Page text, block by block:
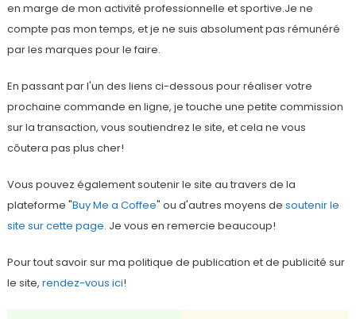
en marge de mon activité professionnelle et sportive.Je ne
compte pas mon temps, et je ne suis absolument pas rémunéré
par les marques pour le faire.
En passant par l'un des liens ci-dessous pour réaliser votre
prochaine commande en ligne, je touche une petite commission
sur la transaction, vous soutiendrez le site, et cela ne vous
côutera pas plus cher!
Vous pouvez également soutenir le site au travers de la
plateforme "Buy Me a Coffee" ou d'autres moyens de soutenir le
site sur cette page. Je vous en remercie beaucoup!
Pour tout savoir sur ma politique de publication et de publicité sur
le site, rendez-vous ici!